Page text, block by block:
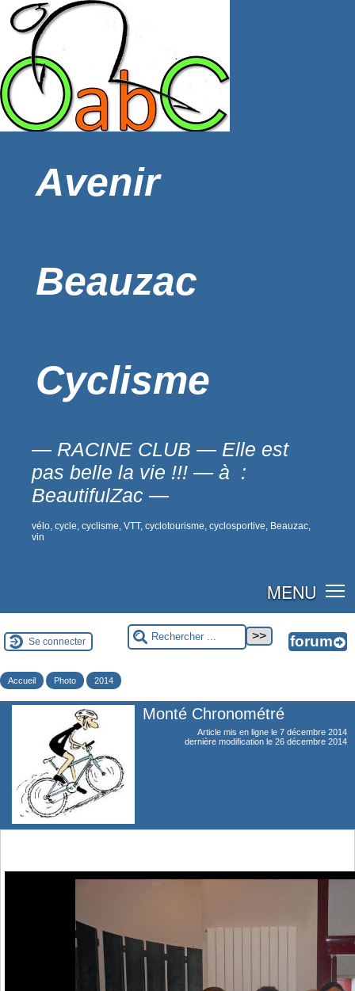
Avenir
Beauzac
Cyclisme
— RACINE CLUB — Elle est
pas belle la vie !!! — à :
BeautifulZac —
vélo, cycle, cyclisme, VTT, cyclotourisme, cyclosportive, Beauzac,
vin
MENU
Se connecter
Accueil Photo 2014
Monté Chronométré
Article mis en ligne le 7 décembre 2014
dernière modification le 26 décembre 2014